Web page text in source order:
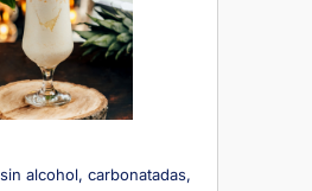
alcohol, carbonatadas,